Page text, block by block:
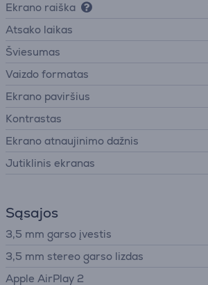
Ekrano raiška
Atsako laikas
Šviesumas
Vaizdo formatas
Ekrano paviršius
Kontrastas
Ekrano atnaujinimo dažnis
Jutiklinis ekranas
Sąsajos
3,5 mm garso įvestis
3,5 mm stereo garso lizdas
Apple AirPlay 2